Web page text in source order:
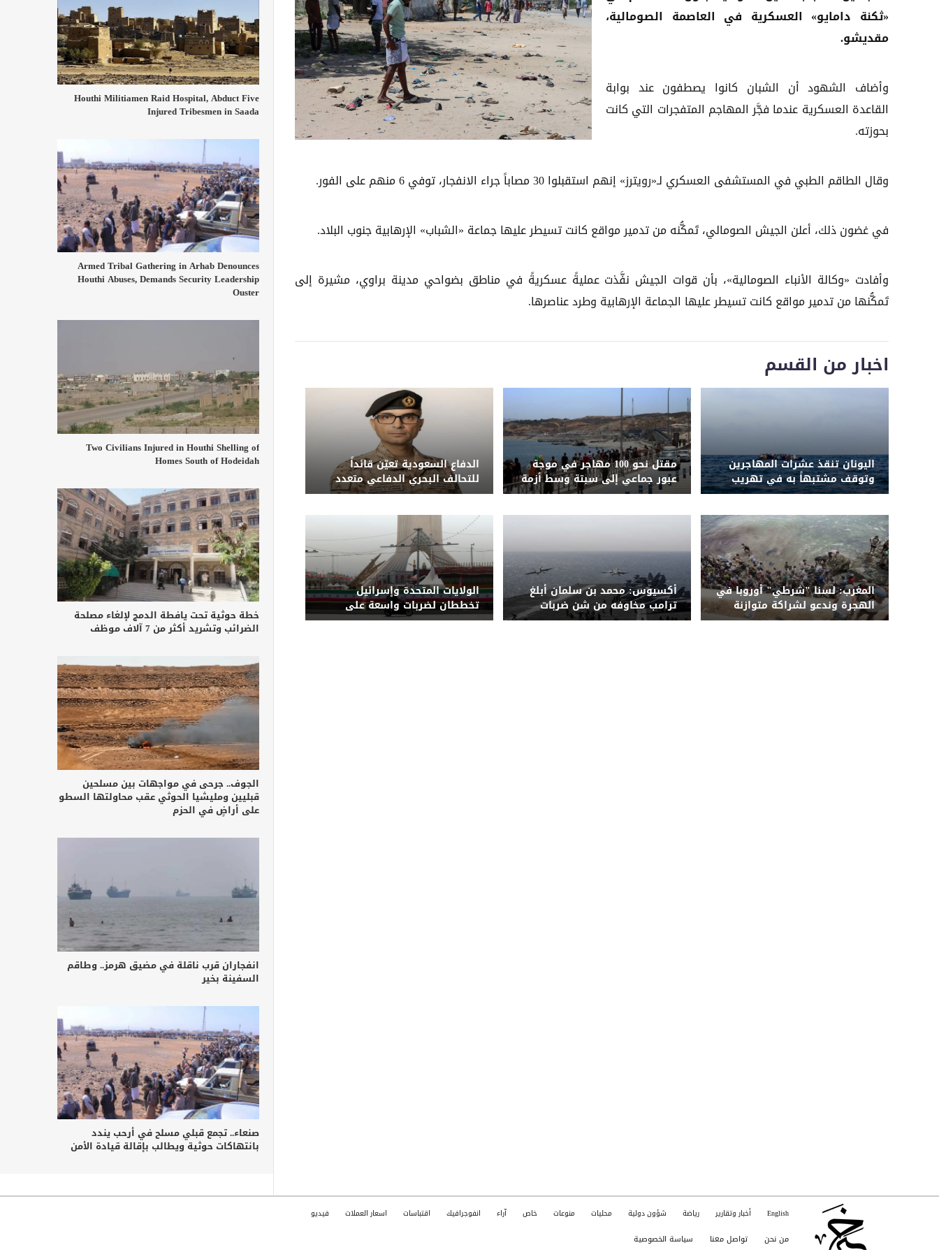
«ثكنة دامايو» العسكرية في العاصمة الصومالية،
مقديشو.
وأضاف الشهود أن الشبان كانوا يصطفون عند بوابة
القاعدة العسكرية عندما فجَّر المهاجم المتفجرات التي كانت
بحوزته.
وقال الطاقم الطبي في المستشفى العسكري لـ«رويترز» إنهم استقبلوا 30 مصاباً جراء الانفجار، توفي 6 منهم على الفور.
في غضون ذلك، أعلن الجيش الصومالي، تَمكُّنه من تدمير مواقع كانت تسيطر عليها جماعة «الشباب» الإرهابية جنوب البلاد.
وأفادت «وكالة الأنباء الصومالية»، بأن قوات الجيش نفَّذت عمليةً عسكريةً في مناطق بضواحي مدينة براوي، مشيرة إلى
تَمكُّنها من تدمير مواقع كانت تسيطر عليها الجماعة الإرهابية وطرد عناصرها.
اخبار من القسم
اليونان تنقذ عشرات المهاجرين
وتوقف مشتبهاً به في تهريب
مقتل نحو 100 مهاجر في موجة
عبور جماعي إلى سبتة وسط أزمة
إنسانية وأمنية
الدفاع السعودية تعيّن قائداً
للتحالف البحري الدفاعي متعدد
الجنسيات
المغرب: لسنا "شرطي" أوروبا في
الهجرة وندعو لشراكة متوازنة
أكسيوس: محمد بن سلمان أبلغ
ترامب مخاوفه من شن ضربات
واسعة على إيران
الولايات المتحدة وإسرائيل
تخططان لضربات واسعة على
البنية التحتية للطاقة الإيرانية
Houthi Militiamen Raid Hospital, Abduct Five
Injured Tribesmen in Saada
Armed Tribal Gathering in Arhab Denounces
Houthi Abuses, Demands Security Leadership
Ouster
Two Civilians Injured in Houthi Shelling of
Homes South of Hodeidah
خطة حوثية تحت يافطة الدمج لإلغاء مصلحة
الضرائب وتشريد أكثر من 7 آلاف موظف
الجوف.. جرحى في مواجهات بين مسلحين
قبليين ومليشيا الحوثي عقب محاولتها السطو
على أراضٍ في الحزم
انفجاران قرب ناقلة في مضيق هرمز.. وطاقم
السفينة بخير
صنعاء.. تجمع قبلي مسلح في أرحب يندد
بانتهاكات حوثية ويطالب بإقالة قيادة الأمن
English أخبار وتقارير رياضة شؤون دولية محليات منوعات خاص آراء انفوجرافيك اقتباسات اسعار العملات فيديو
من نحن تواصل معنا سياسة الخصوصية